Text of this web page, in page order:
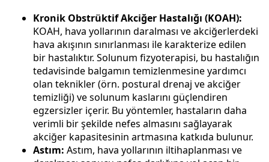
Kronik Obstrüktif Akciğer Hastalığı (KOAH):
KOAH, hava yollarının daralması ve akciğerlerdeki
hava akışının sınırlanması ile karakterize edilen
bir hastalıktır. Solunum fizyoterapisi, bu hastalığın
tedavisinde balgamın temizlenmesine yardımcı
olan teknikler (örn. postural drenaj ve akciğer
temizliği) ve solunum kaslarını güçlendiren
egzersizler içerir. Bu yöntemler, hastaların daha
verimli bir şekilde nefes almasını sağlayarak
akciğer kapasitesinin artmasına katkıda bulunur.
Astım: Astım, hava yollarının iltihaplanması ve